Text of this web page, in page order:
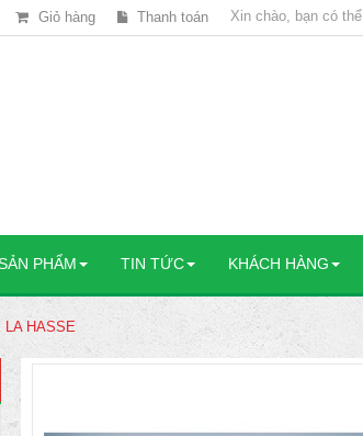
Giỏ hàng Thanh toán Xin chào, bạn có thể
PHẨM TIN TỨC KHÁCH HÀNG
LA HASSE